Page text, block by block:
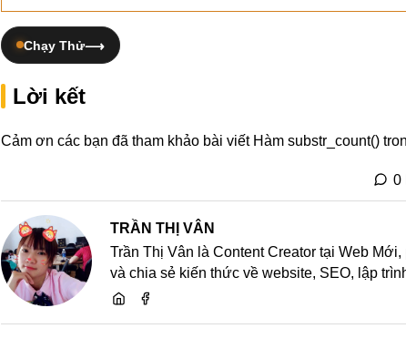
Chạy Thử
Lời kết
Cảm ơn các bạn đã tham khảo bài viết Hàm substr_count()
0
TRẦN THỊ VÂN
Trần Thị Vân là Content Creator tại Web
và chia sẻ kiến thức về website, SEO, lập